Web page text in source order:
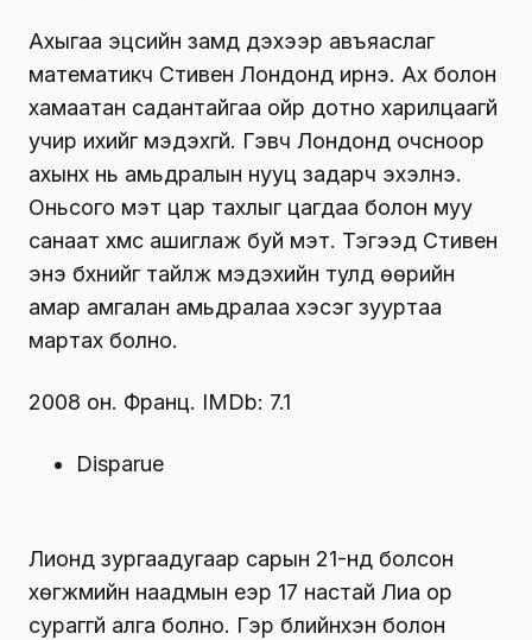
Ахыгаа эцсийн замд үдэхээр авъяаслаг
математикч Стивен Лондонд ирнэ. Ах болон
хамаатан садантайгаа ойр дотно харилцаагүй
учир ихийг мэдэхгүй. Гэвч Лондонд очсноор
ахынх нь амьдралын нууц задарч эхэлнэ.
Оньсого мэт цар тахлыг цагдаа болон муу
санаат хүмүүс ашиглаж буй мэт. Тэгээд Стивен
энэ бүхнийг тайлж мэдэхийн тулд өөрийн
амар амгалан амьдралаа хэсэг зууртаа
мартах болно.
2008 он. Франц. IMDb: 7.1
Disparue
Лионд зургаадугаар сарын 21-нд болсон
хөгжмийн наадмын үеэр 17 настай Лиа ор
сураггүй алга болно. Гэр бүлийнхэн болон